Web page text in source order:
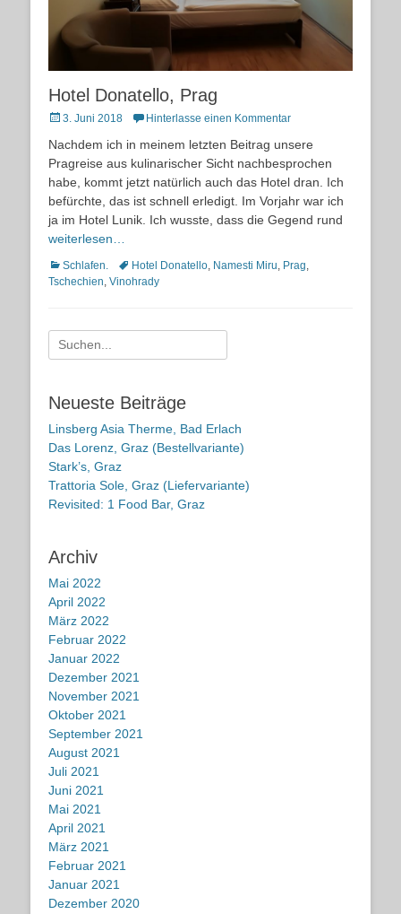
Hotel Donatello, Prag
Posted
3. Juni 2018 Hinterlasse einen Kommentar
Nachdem ich in meinem letzten Beitrag unsere
Pragreise aus kulinarischer Sicht nachbesprochen
habe, kommt jetzt natürlich auch das Hotel dran. Ich
befürchte, das ist schnell erledigt. Im Vorjahr war ich
ja im Hotel Lunik. Ich wusste, dass die Gegend rund
weiterlesen…
Kategorien
Schlafen. Schlagworte
Hotel Donatello, Namesti Miru, Prag,
Tschechien, Vinohrady
Suche
nach:
Neueste Beiträge
Linsberg Asia Therme, Bad Erlach
Das Lorenz, Graz (Bestellvariante)
Stark’s, Graz
Trattoria Sole, Graz (Liefervariante)
Revisited: 1 Food Bar, Graz
Archiv
Mai 2022
April 2022
März 2022
Februar 2022
Januar 2022
Dezember 2021
November 2021
Oktober 2021
September 2021
August 2021
Juli 2021
Juni 2021
Mai 2021
April 2021
März 2021
Februar 2021
Januar 2021
Dezember 2020